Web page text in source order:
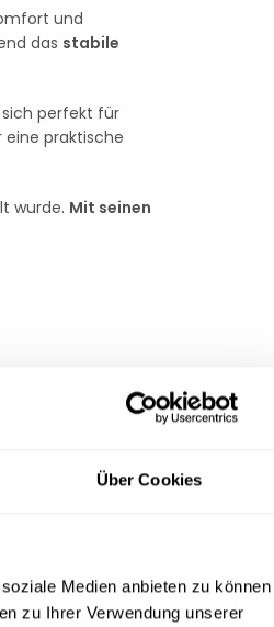
Über Cookies
Medien anbieten zu können
zu Ihrer Verwendung unserer
und
das stabile
sich perfekt für
eine praktische
wurde. Mit seinen